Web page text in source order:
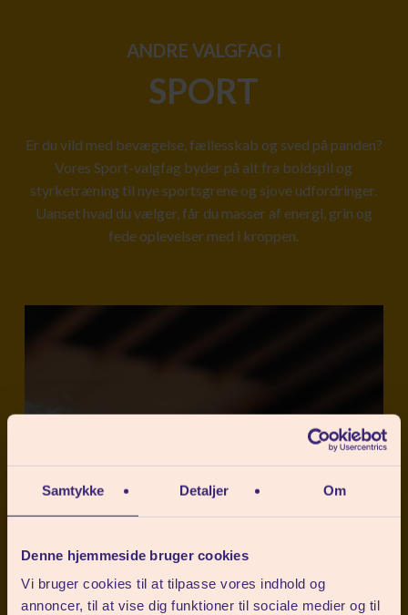
Samtykke Detaljer Om
Denne hjemmeside bruger cookies
Vi bruger cookies til at tilpasse vores indhold og
annoncer, til at vise dig funktioner til sociale medier og til
ANDRE VALGFAG I
SPORT
Er du vild med bevægelse, fællesskab og sved på panden?
Vores Sport-valgfag byder på alt fra boldspil og
styrketræning til nye sportsgrene og sjove udfordringer.
Uanset hvad du vælger, får du masser af energi, grin og
fede oplevelser med i kroppen.